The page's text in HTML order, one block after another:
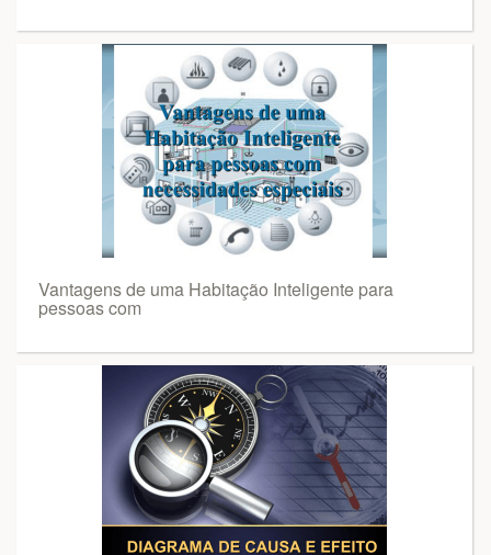
Vantagens de uma Habitação Inteligente para
pessoas com